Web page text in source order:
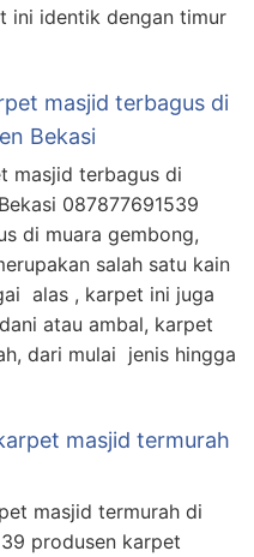
ini identik dengan timur
masjid terbagus di
Bekasi
masjid terbagus di
087877691539
di muara gembong,
salah satu kain
alas , karpet ini juga
atau ambal, karpet
dari mulai jenis hingga
masjid termurah
masjid termurah di
produsen karpet